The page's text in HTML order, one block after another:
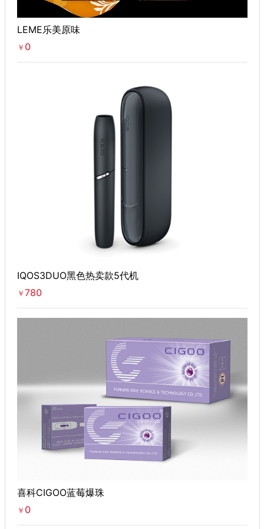
LEME乐美原味
￥ 0
IQOS3DUO黑色热卖款5代机
￥ 780
喜科CIGOO蓝莓爆珠
￥ 0